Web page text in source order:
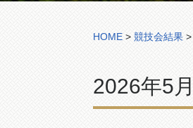
HOME > 競技会結果 >
2026年5